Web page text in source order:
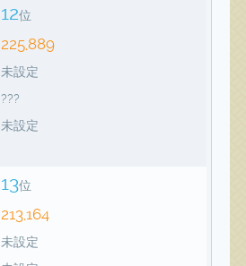
12位
225,889
未設定
???
未設定
13位
213,164
未設定